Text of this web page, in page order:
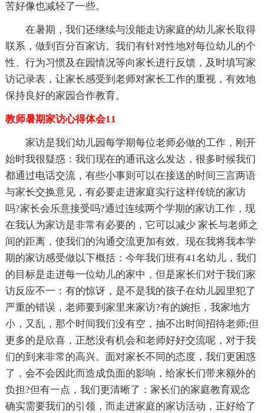
苦好像也减轻了一些。
在暑期，我们还继续与没能走访家庭的幼儿家长取得
联系，做到百分百家访。我们有针对性地对每位幼儿的个
性、行为习惯及在园情况等向家长进行反馈，及时填写家
访记录表，让家长感受到老师对家长工作的重视，有效地
保持良好的家园合作教育。
教师暑期家访心得体会11
家访是我们幼儿园每学期每位老师必做的工作，刚开
始时我很疑惑：我们现在的通讯这么发达，很多时候我们
都通过电话交流，有些小事则可以在接送的时间三言两语
与家长交换意见，有必要走进家庭实行这样传统的家访
吗?家长会乐意接受吗?通过连续两个学期的家访工作，现
在我认为家访是非常有必要的，它可以减少 家长与老师之
间的距离，使我们的沟通交流更加有效。现在我将我本学
期的家访感受做以下概括：今年我们班有41名幼儿，我们
的目标是走进每一位幼儿的家中，但是家长们对于我们家
访反应不一：有的惊讶，是不是我的孩子在幼儿园里犯了
严重的错误，老师要到家里来家访?有的婉拒，我家地方
小，又乱，那个时间我们没有空，抽不出时间招待老师;但
更多的是欣喜，正愁没有机会和老师好好交流呢，对于我
们的到来非常的高兴。面对家长不同的态度，我们更困惑
了，会不会因此而造成负面的影响，给家长们带来额外的
负担?但有一点，我们更清晰了：家长们的家庭教育观念
确实需要我们的引领，而走进家庭的家访活动，正好给了